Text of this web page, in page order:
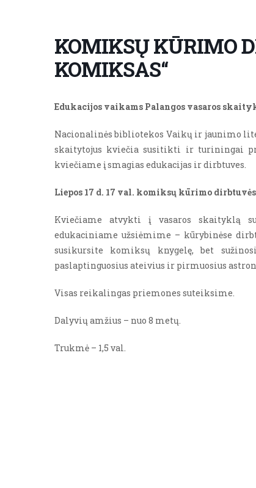
KOMIKSŲ KŪRIMO
KOMIKSAS“
Edukacijos vaikams Palangos vasaros
Nacionalinės bibliotekos Vaikų ir jaunimo
skaitytojus kviečia susitikti ir turiningai
kviečiame į smagias edukacijas ir dirbtuves.
Liepos 17 d. 17 val. komiksų kūrimo
Kviečiame atvykti į vasaros skaityklą
edukaciniame užsiėmime – kūrybinėse
susikursite komiksų knygelę, bet
paslaptinguosius ateivius ir pirmuosius
Visas reikalingas priemones suteiksime.
Dalyvių amžius – nuo 8 metų.
Trukmė – 1,5 val.